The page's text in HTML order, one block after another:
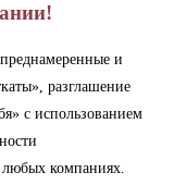
и
разглашение
с использованием
любых компаниях.